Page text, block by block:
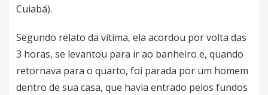
Cuiabá).
Segundo relato da vítima, ela acordou por volta das
3 horas, se levantou para ir ao banheiro e, quando
retornava para o quarto, foi parada por um homem
dentro de sua casa, que havia entrado pelos fundos